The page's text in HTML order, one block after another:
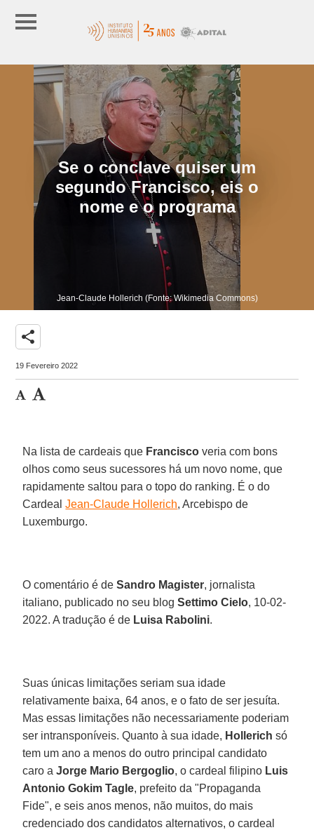
Se o conclave quiser um
segundo Francisco, eis o
nome e o programa
Jean-Claude Hollerich (Fonte: Wikimedia Commons)
share
19 Fevereiro 2022
Na lista de cardeais que Francisco veria com bons
olhos como seus sucessores há um novo nome, que
rapidamente saltou para o topo do ranking. É o do
Cardeal Jean-Claude Hollerich, Arcebispo de
Luxemburgo.
O comentário é deSandro Magister, jornalista
italiano, publicado no seu blogSettimo Cielo, 10-02-
2022. A tradução é de Luisa Rabolini.
Suas únicas limitações seriam sua idade
relativamente baixa, 64 anos, e o fato de ser jesuíta.
Mas essas limitações não necessariamente poderiam
ser intransponíveis. Quanto à sua idade, Hollerich só
tem um ano a menos do outro principal candidato
caro aJorge Mario Bergoglio, o cardeal filipino Luis
Antonio Gokim Tagle, prefeito da "Propaganda
Fide", e seis anos menos, não muitos, do mais
credenciado dos candidatos alternativos, o cardeal